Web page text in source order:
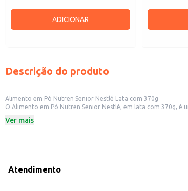
ADICIONAR
Descrição do produto
Alimento em Pó Nutren Senior Nestlé Lata com 370g
O Alimento em Pó Nutren Senior Nestlé, em lata com 370g, é uma opção
Dicas de Uso:
Marca: Nestlé
Departamento: Mercearia
Ver mais
Atendimento